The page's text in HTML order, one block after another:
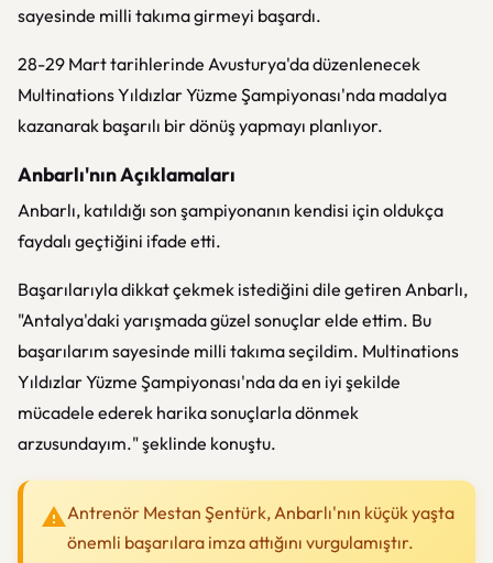
sayesinde milli takıma girmeyi başardı.
28-29 Mart tarihlerinde Avusturya'da düzenlenecek
Multinations Yıldızlar Yüzme Şampiyonası'nda madalya
kazanarak başarılı bir dönüş yapmayı planlıyor.
Anbarlı'nın Açıklamaları
Anbarlı, katıldığı son şampiyonanın kendisi için oldukça
faydalı geçtiğini ifade etti.
Başarılarıyla dikkat çekmek istediğini dile getiren Anbarlı,
"Antalya'daki yarışmada güzel sonuçlar elde ettim. Bu
başarılarım sayesinde milli takıma seçildim. Multinations
Yıldızlar Yüzme Şampiyonası'nda da en iyi şekilde
mücadele ederek harika sonuçlarla dönmek
arzusundayım." şeklinde konuştu.
Antrenör Mestan Şentürk, Anbarlı'nın küçük yaşta
önemli başarılara imza attığını vurgulamıştır.